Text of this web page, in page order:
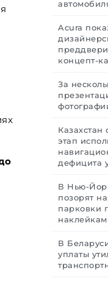
Acura
концепт-
За
Казахстан
этап
дефицита
В Нью-
позорят
парковки
В
уплаты